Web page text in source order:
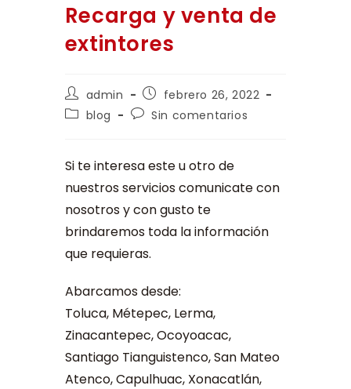
Recarga y venta de
extintores
admin
febrero 26, 2022
blog
Sin comentarios
Si te interesa este u otro de
nuestros servicios comunicate con
nosotros y con gusto te
brindaremos toda la información
que requieras.
Abarcamos desde:
Toluca, Métepec, Lerma,
Zinacantepec, Ocoyoacac,
Santiago Tianguistenco, San Mateo
Atenco, Capulhuac, Xonacatlán,